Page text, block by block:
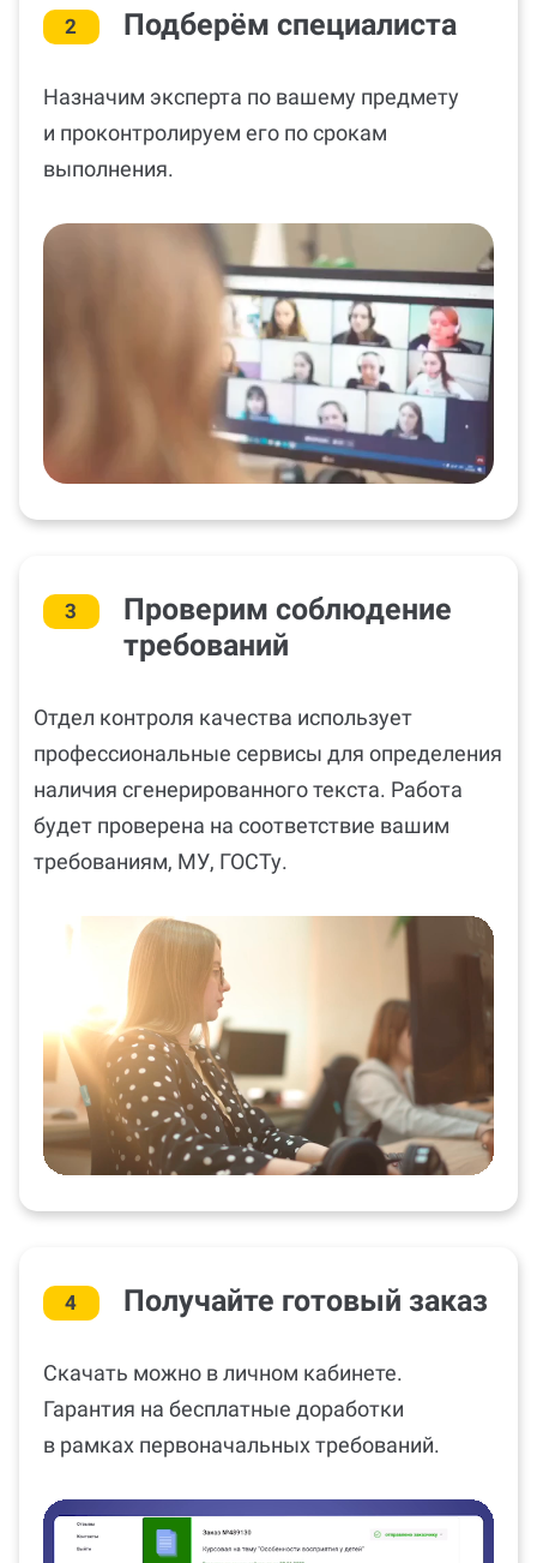
2 Подберём специалиста
Назначим эксперта по вашему предмету
и проконтролируем его по срокам
выполнения.
3
Проверим соблюдение
требований
Отдел контроля качества использует
профессиональные сервисы для определения
наличия сгенерированного текста. Работа
будет проверена на соответствие вашим
требованиям, МУ, ГОСТу.
4 Получайте готовый заказ
Скачать можно в личном кабинете.
Гарантия на бесплатные доработки
в рамках первоначальных требований.